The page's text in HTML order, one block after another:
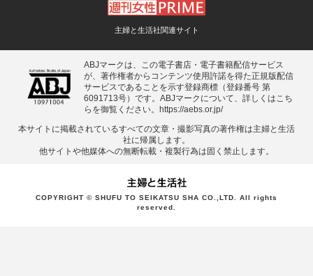
主婦と生活社関連サイト
ABJマークは、この電子書店・電子書籍配信サービス
が、著作権者からコンテンツ使用許諾を得た正規版配信
サービスであることを示す登録商標（登録番号 第
6091713号）です。ABJマークについて、詳しくはこち
らを御覧ください。 https://aebs.or.jp/
本サイトに掲載されているすべての⽂章・撮影写真の著作権は主婦と⽣活
社に帰属します。
他サイトや他媒体への無断転載・複製⾏為は固く禁⽌します。
COPYRIGHT © SHUFU TO SEIKATSU SHA CO.,LTD. All rights
reserved.